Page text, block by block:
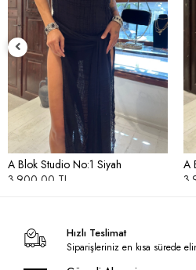
A Blok Studio No:1 Siyah
3.900,00 TL
A
Hızlı Teslimat
Siparişleriniz en kısa sürede